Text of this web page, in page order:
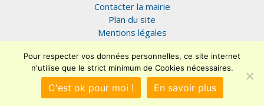
Contacter la mairie
Plan du site
Mentions légales
Accessibilité (en cours)
Encore un site Commu'net !
Pour respecter vos données personnelles, ce site internet
n'utilise que le strict minimum de Cookies nécessaires.
C'est ok pour moi ! En savoir plus